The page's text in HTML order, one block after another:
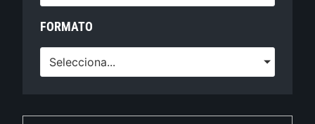
FORMATO
Selecciona...